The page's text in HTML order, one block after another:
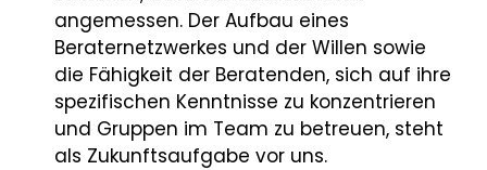
angemessen. Der Aufbau eines
Beraternetzwerkes und der Willen sowie
die Fähigkeit der Beratenden, sich auf ihre
spezifischen Kenntnisse zu konzentrieren
und Gruppen im Team zu betreuen, steht
als Zukunftsaufgabe vor uns.